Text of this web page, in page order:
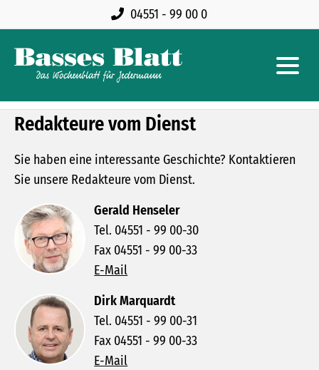
04551 - 99 00 0
Redakteure vom Dienst
Sie haben eine interessante Geschichte? Kontaktieren
Sie unsere Redakteure vom Dienst.
Gerald Henseler
Tel. 04551 - 99 00-30
Fax 04551 - 99 00-33
E-Mail
Dirk Marquardt
Tel. 04551 - 99 00-31
Fax 04551 - 99 00-33
E-Mail